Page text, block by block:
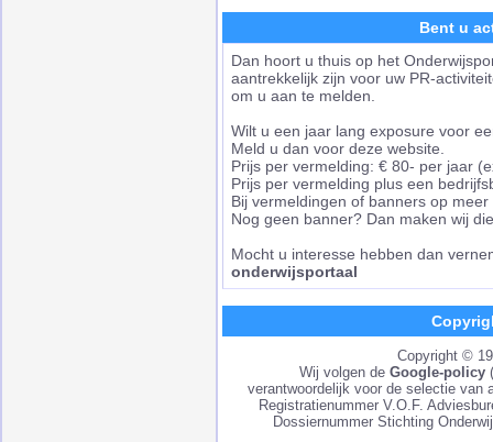
Bent u
Dan hoort u thuis op het
aantrekkelijk zijn voor uw PR-
om u aan te melden.
Wilt u een jaar lang exposure voor
Meld u dan voor deze website.
Prijs per vermelding: € 80- per jaar
Prijs per vermelding plus een
Bij vermeldingen of banners op
Nog geen banner? Dan maken wij
Mocht u interesse hebben dan
onderwijsportaal
Copyright ©
Wij volgen de Google-policy(
verantwoordelijk voor de selectie van
Registratienummer V.O.F.
Dossiernummer Stichting